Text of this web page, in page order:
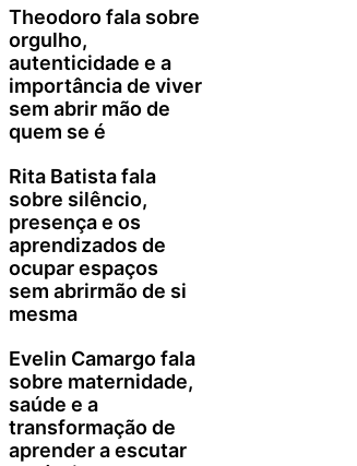
Theodoro fala sobre
orgulho,
autenticidade e a
importância de viver
sem abrir mão de
quem se é
Rita Batista fala
sobre silêncio,
presença e os
aprendizados de
ocupar espaços
sem abrirmão de si
mesma
Evelin Camargo fala
sobre maternidade,
saúde e a
transformação de
aprender a escutar